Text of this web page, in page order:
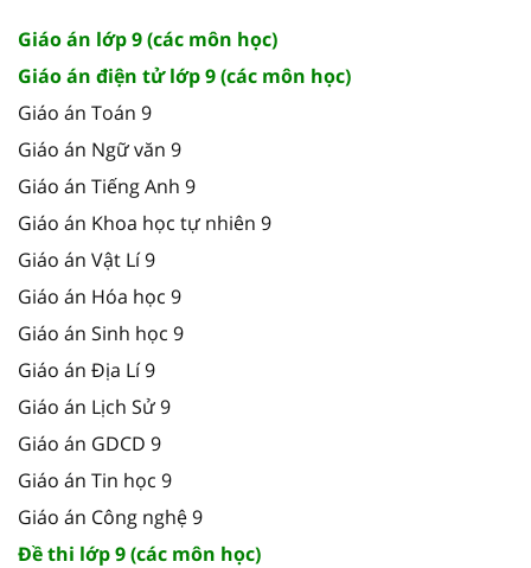
Giáo án lớp 9 (các môn học)
Giáo án điện tử lớp 9 (các môn học)
Giáo án Toán 9
Giáo án Ngữ văn 9
Giáo án Tiếng Anh 9
Giáo án Khoa học tự nhiên 9
Giáo án Vật Lí 9
Giáo án Hóa học 9
Giáo án Sinh học 9
Giáo án Địa Lí 9
Giáo án Lịch Sử 9
Giáo án GDCD 9
Giáo án Tin học 9
Giáo án Công nghệ 9
Đề thi lớp 9 (các môn học)